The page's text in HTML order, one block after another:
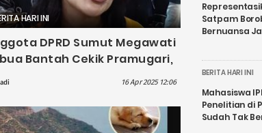
HARI INI
DPRD Sumut Megawati
Bantah Cekik Pramugari,
Hanya Ingin Bantu16 Apr 2025 12:06
Satpam
Bernuansa
BERITA HARI INI
Mahasiswa
Penelitian di
Sudah Tak